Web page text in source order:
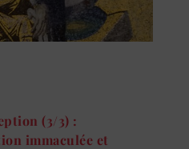
(3/3) :
immaculée et